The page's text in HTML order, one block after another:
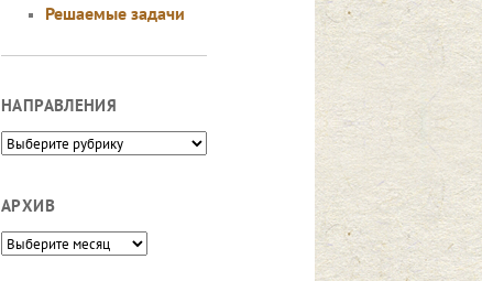
Решаемые задачи
НАПРАВЛЕНИЯ
Направления
АРХИВ
Архив